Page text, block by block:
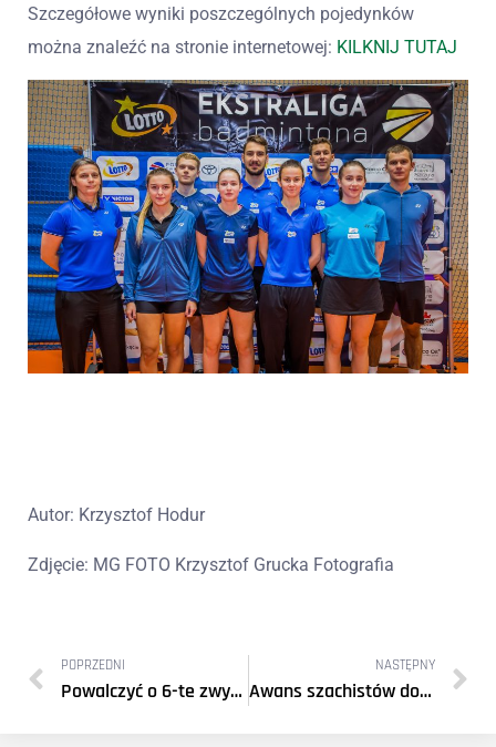
Szczegółowe wyniki poszczególnych pojedynków
można znaleźć na stronie internetowej: KILKNIJ TUTAJ
Autor: Krzysztof Hodur
Zdjęcie: MG FOTO Krzysztof Grucka Fotografia
POPRZEDNI
Powalczyć o 6-te zwycięstwo
NASTĘPNY
Awans szachistów do III Ligi Małopolskiej